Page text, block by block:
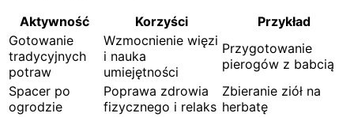
Aktywność
Korzyści
Przykład
Gotowanie
tradycyjnych
potraw
Wzmocnienie więzi
i nauka
umiejętności
Przygotowanie
pierogów z babcią
Spacer po
ogrodzie
Poprawa zdrowia
fizycznego i relaks
Zbieranie ziół na
herbatę